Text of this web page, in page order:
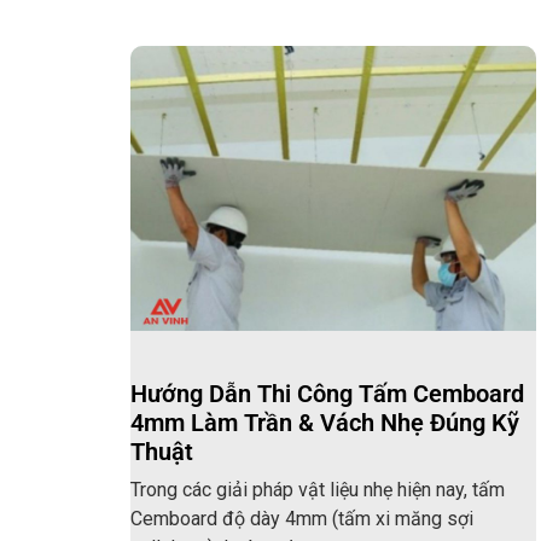
Hướng Dẫn Thi Công Tấm Cemboard
4mm Làm Trần & Vách Nhẹ Đúng Kỹ
Thuật
Trong các giải pháp vật liệu nhẹ hiện nay, tấm
Cemboard độ dày 4mm (tấm xi măng sợi